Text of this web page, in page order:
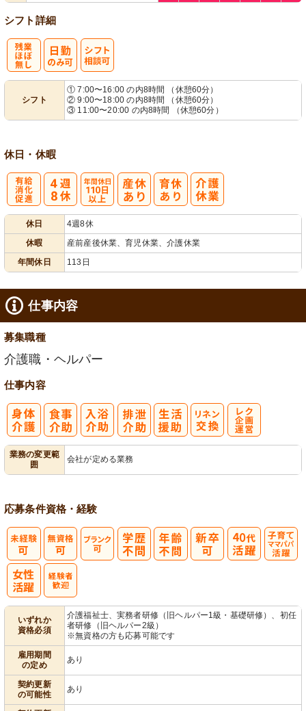
シフト詳細
シフト
① 7:00〜16:00 の内8時間 （休憩60分）
② 9:00〜18:00 の内8時間 （休憩60分）
③ 11:00〜20:00 の内8時間 （休憩60分）
休日・休暇
休日
4週8休
休暇
産前産後休業、育児休業、介護休業
年間休日
113日
仕事内容
募集職種
介護職・ヘルパー
仕事内容
業務の変更範
囲
会社が定める業務
応募条件資格・経験
いずれか
資格必須
介護福祉士、実務者研修（旧ヘルパー1級・基礎研修）、初任
者研修（旧ヘルパー2級）
※無資格の方も応募可能です
雇用期間
の定め
あり
契約更新
の可能性
あり